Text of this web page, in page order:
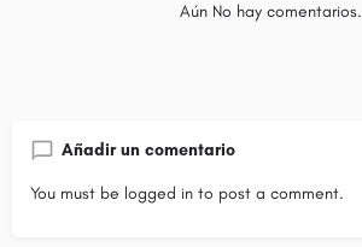
Aún No hay comentarios.
Añadir un comentario
You must be logged in to post a comment.